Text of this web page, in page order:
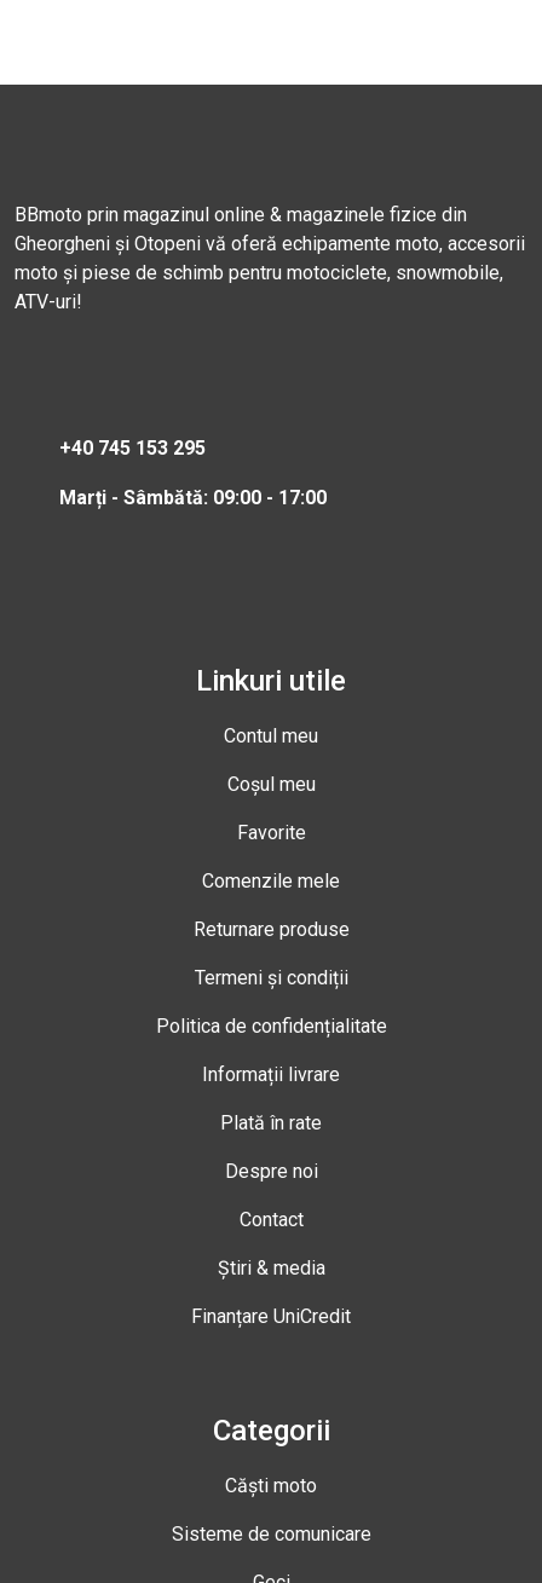
BBmoto prin magazinul online & magazinele fizice din
Gheorgheni și Otopeni vă oferă echipamente moto, accesorii
moto și piese de schimb pentru motociclete, snowmobile,
ATV-uri!
+40 745 153 295
Marți - Sâmbătă: 09:00 - 17:00
Linkuri utile
Contul meu
Coșul meu
Favorite
Comenzile mele
Returnare produse
Termeni și condiții
Politica de confidențialitate
Informații livrare
Plată în rate
Despre noi
Contact
Știri & media
Finanțare UniCredit
Categorii
Căști moto
Sisteme de comunicare